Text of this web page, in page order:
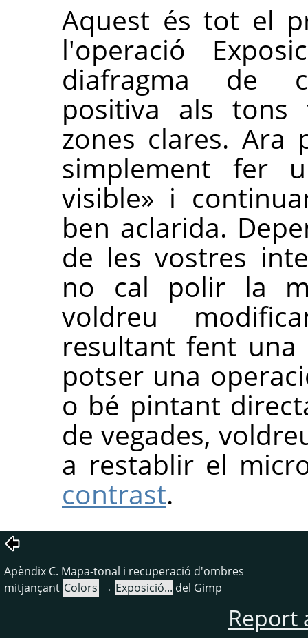
Aquest és tot el
l'operació
diafragma de
positiva als tons
zones clares. Ara
simplement fer
visible» i
ben aclarida.
de les vostres
no cal polir la
voldreu
resultant fent una
potser una
o bé pintant
de vegades,
a restablir el
contrast.
Apèndix C. Mapa-tonal i recuperació d'ombres
mitjançant Colors → Exposició... del Gimp
Report